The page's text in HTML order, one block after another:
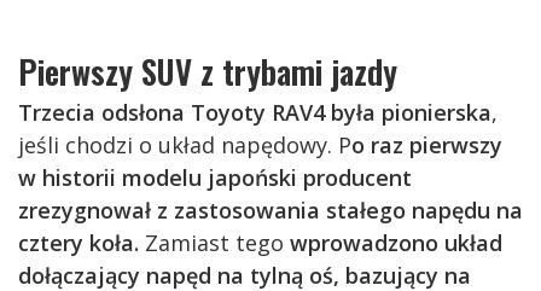
Pierwszy SUV z trybami jazdy
Trzecia odsłona Toyoty RAV4 była pionierska,
jeśli chodzi o układ napędowy. Po raz pierwszy
w historii modelu japoński producent
zrezygnował z zastosowania stałego napędu na
cztery koła. Zamiast tego wprowadzono układ
dołączający napęd na tylną oś, bazujący na